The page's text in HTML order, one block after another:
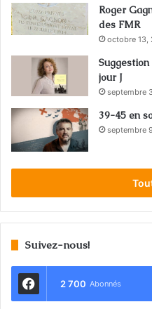
Roger
des FMR
octobre 13,
jour J
septembre
39-45 en
septembre
Suivez-nous!
2 700 Abonnés